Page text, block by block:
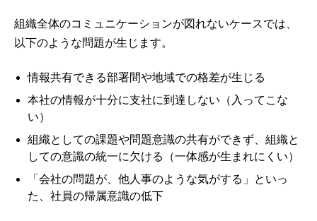
組織全体のコミュニケーションが図れないケースでは、
以下のような問題が生じます。
情報共有できる部署間や地域での格差が生じる
本社の情報が十分に支社に到達しない（入ってこな
い）
組織としての課題や問題意識の共有ができず、組織と
しての意識の統一に欠ける（一体感が生まれにくい）
「会社の問題が、他人事のような気がする」といっ
た、社員の帰属意識の低下